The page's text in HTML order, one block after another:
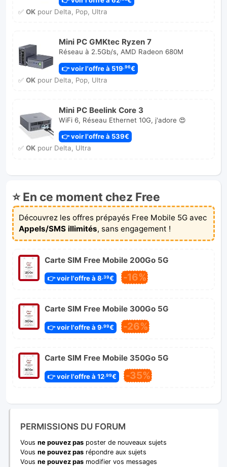
✅ OKpour Delta, Pop, Ultra
Mini PC GMKtec Ryzen 7
Réseau à 2.5Gb/s, AMD Radeon 680M
👉 voir l'offre à 519,96€
✅ OKpour Delta, Pop, Ultra
Mini PC Beelink Core 3
WiFi 6, Réseau Ethernet 10G, j'adore 😍
👉 voir l'offre à 539€
✅ OKpour Delta, Ultra
⭐ En ce moment chez Free
Découvrez les offres prépayés Free Mobile 5G avec
Appels/SMS illimités, sans engagement !
Carte SIM Free Mobile 200Go 5G
👉 voir l'offre à 8 ,39€ -16%
Carte SIM Free Mobile 300Go 5G
👉 voir l'offre à 9 ,99€ -26%
Carte SIM Free Mobile 350Go 5G
👉 voir l'offre à 12,99€ -35%
PERMISSIONS DU FORUM
Vous ne pouvez pas poster de nouveaux sujets
Vous ne pouvez pas répondre aux sujets
Vous ne pouvez pas modifier vos messages